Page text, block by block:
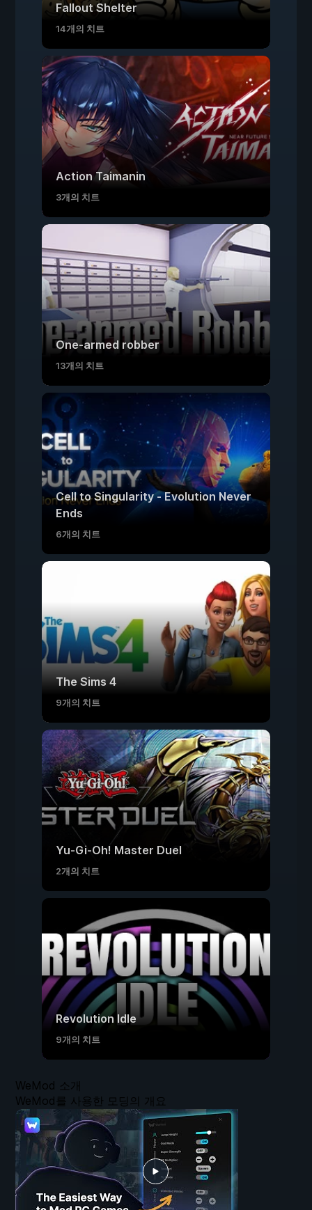
Fallout Shelter
14개의 치트
Action Taimanin
3개의 치트
One-armed robber
13개의 치트
Cell to Singularity - Evolution Never
Ends
6개의 치트
The Sims 4
9개의 치트
Yu-Gi-Oh! Master Duel
2개의 치트
Revolution Idle
9개의 치트
WeMod 소개
WeMod를 사용한 모딩의 개요